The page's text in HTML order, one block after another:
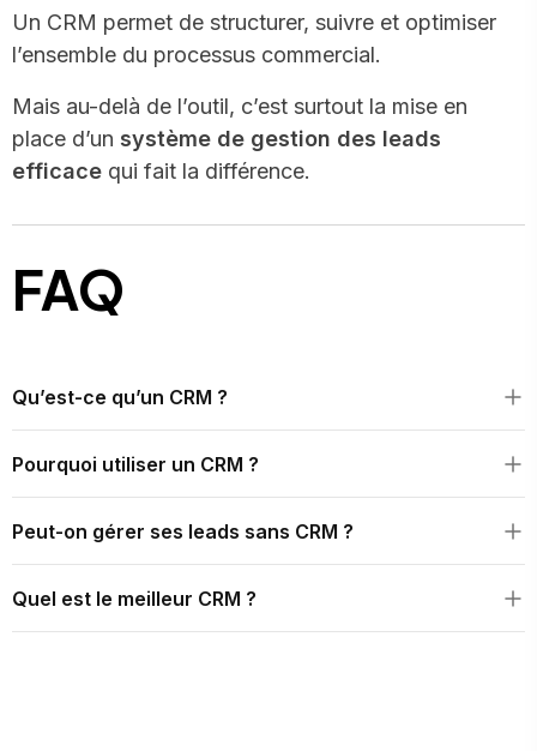
Un CRM permet de structurer, suivre et optimiser
l’ensemble du processus commercial.
Mais au-delà de l’outil, c’est surtout la mise en
place d’un système de gestion des leads
efficace qui fait la différence.
FAQ
Qu’est-ce qu’un CRM ?
relations avec les prospects et les clients.
Pourquoi utiliser un CRM ?
améliorer le taux de conversion.
Peut-on gérer ses leads sans CRM ?
volume de leads augmente.
Quel est le meilleur CRM ?